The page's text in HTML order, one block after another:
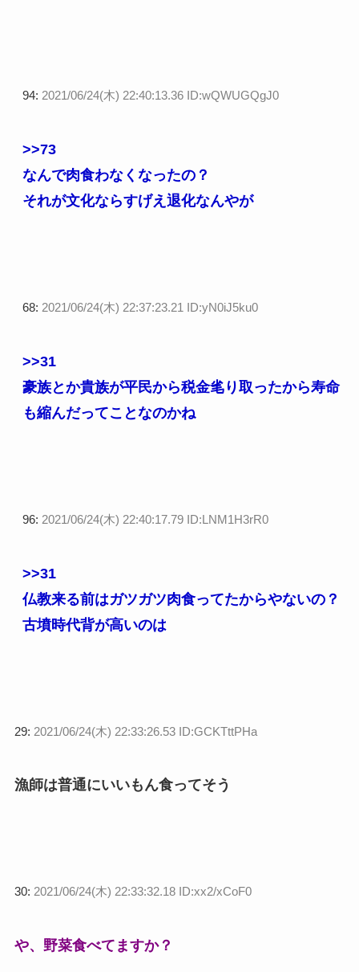
94: 2021/06/24(木) 22:40:13.36 ID:wQWUGQgJ0
>>73
なんで肉食わなくなったの？
それが文化ならすげえ退化なんやが
68: 2021/06/24(木) 22:37:23.21 ID:yN0iJ5ku0
>>31
豪族とか貴族が平民から税金毟り取ったから寿命
も縮んだってことなのかね
96: 2021/06/24(木) 22:40:17.79 ID:LNM1H3rR0
>>31
仏教来る前はガツガツ肉食ってたからやないの？
古墳時代背が高いのは
29: 2021/06/24(木) 22:33:26.53 ID:GCKTttPHa
漁師は普通にいいもん食ってそう
30: 2021/06/24(木) 22:33:32.18 ID:xx2/xCoF0
や、野菜食べてますか？